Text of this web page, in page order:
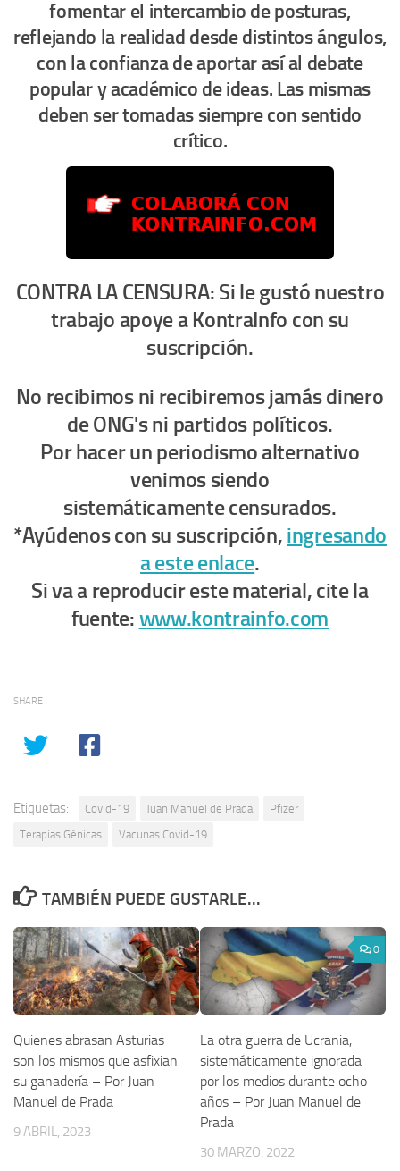
fomentar el intercambio de posturas,
reflejando la realidad desde distintos ángulos,
con la confianza de aportar así al debate
popular y académico de ideas. Las mismas
deben ser tomadas siempre con sentido
crítico.
CONTRA LA CENSURA: Si le gustó nuestro
trabajo apoye a KontraInfo con su
suscripción.
No recibimos ni recibiremos jamás dinero
de ONG's ni partidos políticos.
Por hacer un periodismo alternativo
venimos siendo
sistemáticamente censurados.
*Ayúdenos con su suscripción, ingresando
a este enlace.
Si va a reproducir este material, cite la
fuente: www.kontrainfo.com
SHARE
Etiquetas: Covid-19 Juan Manuel de Prada
Pfizer
Terapias Génicas
Vacunas Covid-19
TAMBIÉN PUEDE GUSTARLE...
Quienes abrasan Asturias
son los mismos que asfixian
su ganadería – Por Juan
Manuel de Prada
9 ABRIL, 2023
0
La otra guerra de Ucrania,
sistemáticamente ignorada
por los medios durante ocho
años – Por Juan Manuel de
Prada
30 MARZO, 2022